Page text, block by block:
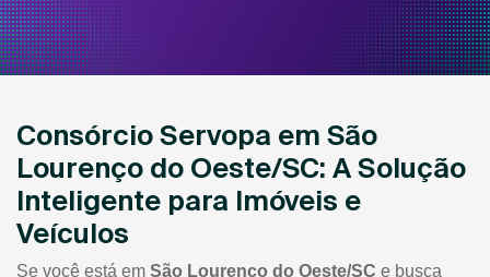
Consórcio Servopa em São
Lourenço do Oeste/SC: A Solução
Inteligente para Imóveis e
Veículos
Se você está em São Lourenço do Oeste/SC e busca